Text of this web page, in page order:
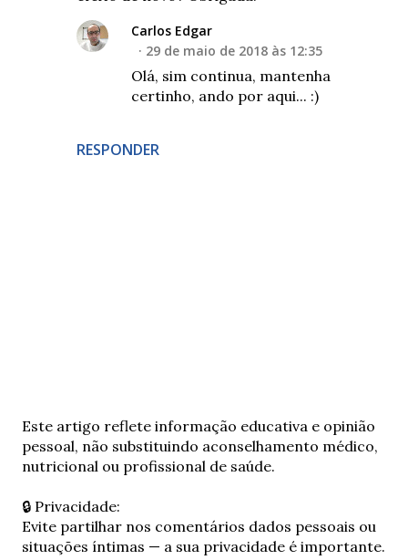
RESPONDER
Carlos Edgar
29 de maio de 2018 às 12:35
Olá, sim continua, mantenha
certinho, ando por aqui... :)
E
n
v
a
r
u
Este artigo reflete informação educativa e opinião
pessoal, não substituindo aconselhamento médico,
nutricional ou profissional de saúde.
🔒 Privacidade:
Evite partilhar nos comentários dados pessoais ou
situações íntimas — a sua privacidade é importante.